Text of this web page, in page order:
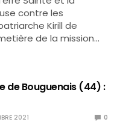
contre les
Kirill de
de la mission…
de Bouguenais (44) :
2021 0